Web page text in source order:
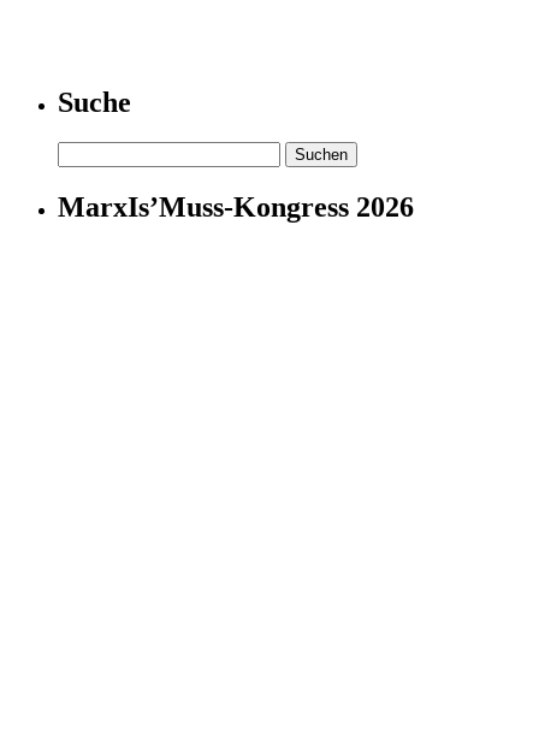
Suche
nach:
MarxIs’Muss-Kongress 2026